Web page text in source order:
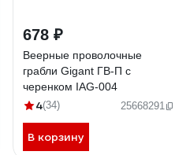
678 ₽
Веерные проволочные
грабли Gigant ГВ-П с
черенком IAG-004
4(34) 25668291
В корзину